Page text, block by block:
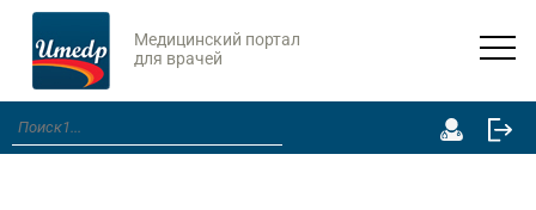
Медицинский портал
для врачей